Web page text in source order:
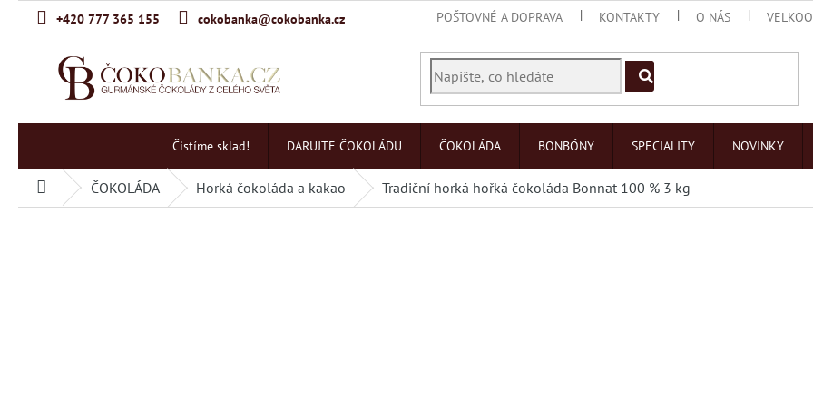
+420 777 365 155 cokobanka@cokobanka.cz POŠTOVNÉ A DOPRAVA KONTAKTY O NÁS
Čistíme sklad! DARUJTE ČOKOLÁDU ČOKOLÁDA BONBÓNY SPECIALITY NOVINKY
Domů ČOKOLÁDA Horká čokoláda a kakao Tradiční horká hořká čokoláda Bonnat 100 % 3 kg